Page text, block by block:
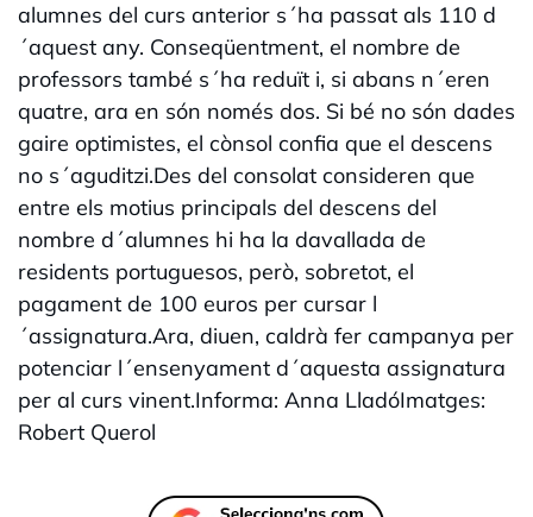
alumnes del curs anterior s´ha passat als 110 d
´aquest any. Conseqüentment, el nombre de
professors també s´ha reduït i, si abans n´eren
quatre, ara en són només dos. Si bé no són dades
gaire optimistes, el cònsol confia que el descens
no s´aguditzi.Des del consolat consideren que
entre els motius principals del descens del
nombre d´alumnes hi ha la davallada de
residents portuguesos, però, sobretot, el
pagament de 100 euros per cursar l
´assignatura.Ara, diuen, caldrà fer campanya per
potenciar l´ensenyament d´aquesta assignatura
per al curs vinent.Informa: Anna LladóImatges:
Robert Querol